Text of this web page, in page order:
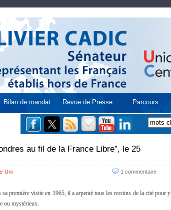
Bilan de mandat Revue de Presse Parcours
au fil de la France Libre”, le 25
Uni 1 commentaire
première visite en 1965, il a arpenté tous les recoins de la cité pour y
ou mystérieux.